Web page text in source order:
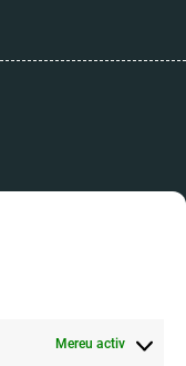
Mereu activ